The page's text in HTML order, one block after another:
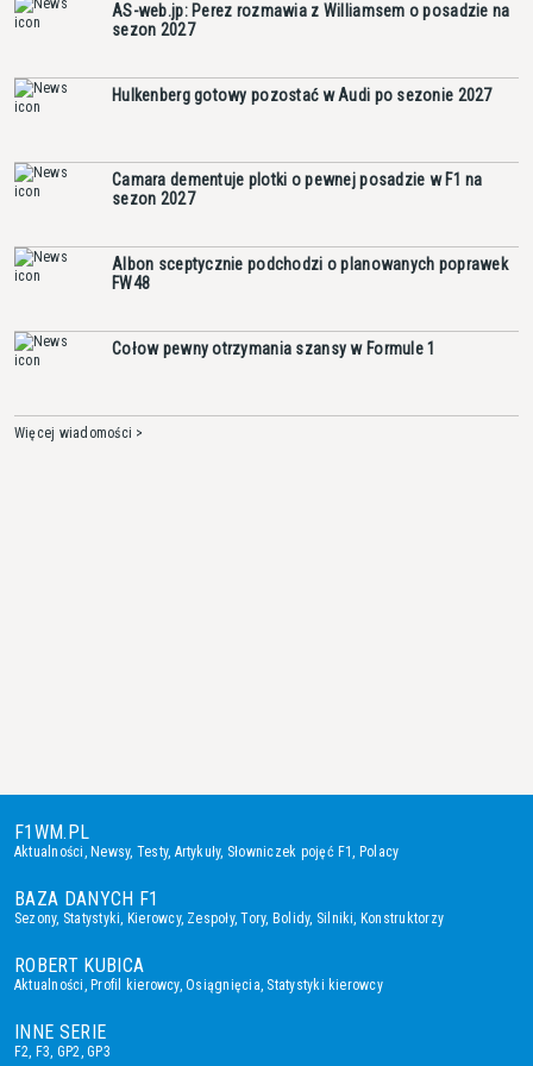
AS-web.jp: Perez rozmawia z Williamsem o posadzie na
sezon 2027
Hulkenberg gotowy pozostać w Audi po sezonie 2027
Camara dementuje plotki o pewnej posadzie w F1 na
sezon 2027
Albon sceptycznie podchodzi o planowanych poprawek
FW48
Cołow pewny otrzymania szansy w Formule 1
Więcej wiadomości >
F1WM.PL
Aktualności, Newsy, Testy, Artykuły, Słowniczek pojęć F1, Polacy
BAZA DANYCH F1
Sezony, Statystyki, Kierowcy, Zespoły,Tory, Bolidy, Silniki, Konstruktorzy
ROBERT KUBICA
Aktualności, Profil kierowcy,Osiągnięcia, Statystyki kierowcy
INNE SERIE
F2, F3, GP2,GP3